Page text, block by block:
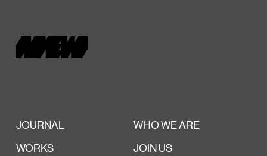
JOURNAL
WHO WE ARE
WORKS
JOIN US